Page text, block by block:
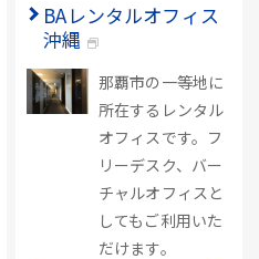
BAレンタルオフィス
沖縄
那覇市の一等地に
所在するレンタル
オフィスです。フ
リーデスク、バー
チャルオフィスと
してもご利用いた
だけます。